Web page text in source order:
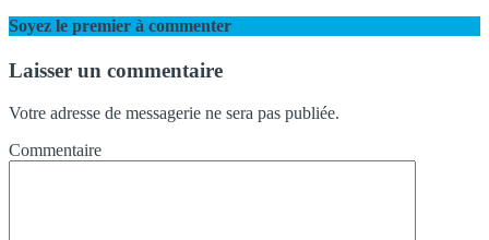
Soyez le premier à commenter
Laisser un commentaire
Votre adresse de messagerie ne sera pas publiée.
Commentaire